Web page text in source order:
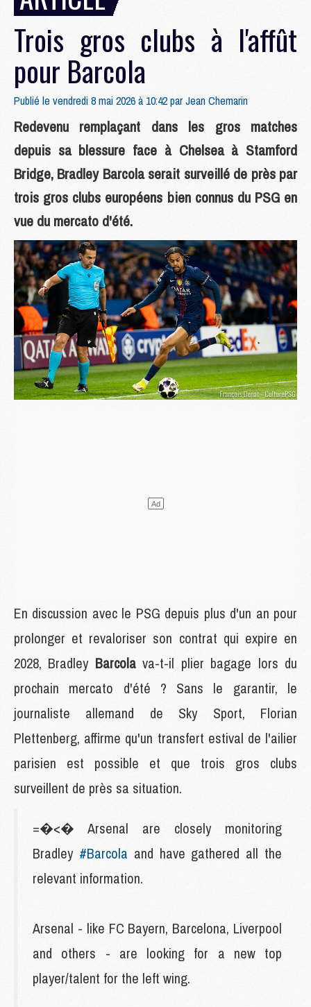
Trois gros clubs à l'affût
pour Barcola
Publié le vendredi 8 mai 2026 à 10:42 parJean Chemarin
Redevenu remplaçant dans les gros matches
depuis sa blessure face à Chelsea à Stamford
Bridge, Bradley Barcola serait surveillé de près par
trois gros clubs européens bien connus du PSG en
vue du mercato d'été.
En discussion avec le PSG depuis plus d'un an pour
prolonger et revaloriser son contrat qui expire en
2028, Bradley Barcolava-t-il plier bagage lors du
prochain mercato d'été ? Sans le garantir, le
journaliste allemand de Sky Sport, Florian
Plettenberg, affirme qu'un transfert estival de l'ailier
parisien est possible et que trois gros clubs
surveillent de près sa situation.
=�<� Arsenal are closely monitoring
Bradley #Barcola and have gathered all the
relevant information.
Arsenal - like FC Bayern, Barcelona, Liverpool
and others - are looking for a new top
player/talent for the left wing.